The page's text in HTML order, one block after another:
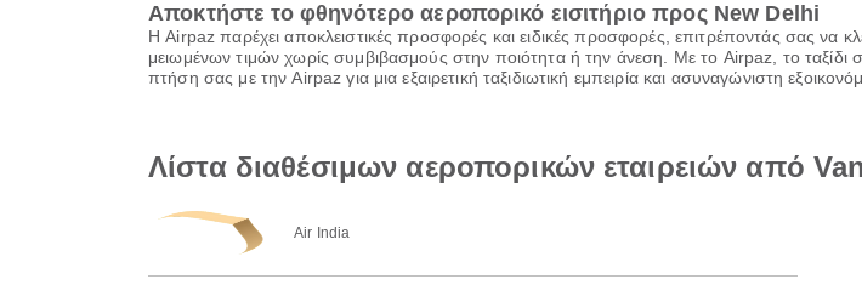
Αποκτήστε το φθηνότερο αεροπορικό εισιτήριο προς New Delhi
Η Airpaz παρέχει αποκλειστικές προσφορές και ειδικές προσφορές, επιτρέποντάς σας να
μειωμένων τιμών χωρίς συμβιβασμούς στην ποιότητα ή την άνεση. Με το Airpaz, το
πτήση σας με την Airpaz για μια εξαιρετική ταξιδιωτική εμπειρία και ασυναγώνιστη
Λίστα διαθέσιμων αεροπορικών εταιρειών από
Air India